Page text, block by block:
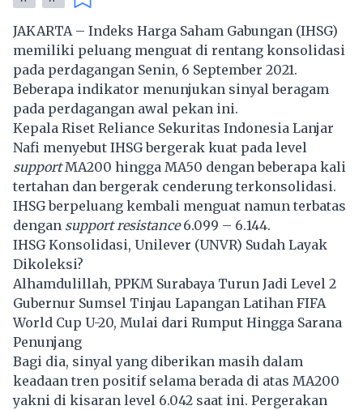
JAKARTA – Indeks Harga Saham Gabungan (IHSG)
memiliki peluang menguat di rentang konsolidasi
pada perdagangan Senin, 6 September 2021.
Beberapa indikator menunjukan sinyal beragam
pada perdagangan awal pekan ini.
Kepala Riset Reliance Sekuritas Indonesia Lanjar
Nafi menyebut IHSGbergerak kuat pada level
supportMA200 hingga MA50 dengan beberapa kali
tertahan dan bergerak cenderung terkonsolidasi.
IHSGberpeluang kembali menguat namun terbatas
dengan support resistance6.099 – 6.144.
IHSG Konsolidasi, Unilever (UNVR) Sudah Layak
Dikoleksi?
Alhamdulillah, PPKM Surabaya Turun Jadi Level 2
Gubernur Sumsel Tinjau Lapangan Latihan FIFA
World Cup U-20, Mulai dari Rumput Hingga Sarana
Penunjang
Bagi dia, sinyal yang diberikan masih dalam
keadaan tren positif selama berada di atas MA200
yakni di kisaran level 6.042 saat ini. Pergerakan